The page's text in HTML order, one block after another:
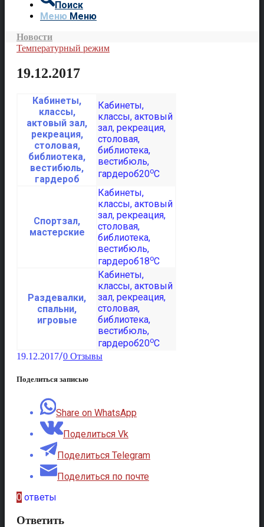
Поиск
Меню Меню
Новости
Температурный режим
19.12.2017
Кабинеты,
классы,
актовый зал,
рекреация,
столовая,
библиотека,
вестибюль,
гардероб
20oC
Спортзал,
мастерские
18oC
Раздевалки,
спальни,
игровые
20oC
19.12.2017/0 Отзывы
Поделиться записью
Share on WhatsApp
Поделиться Vk
Поделиться Telegram
Поделиться по почте
0 ответы
Ответить